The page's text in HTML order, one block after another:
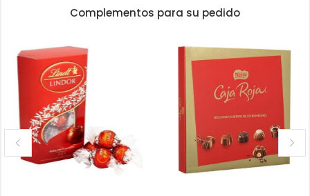
Complementos para su pedido